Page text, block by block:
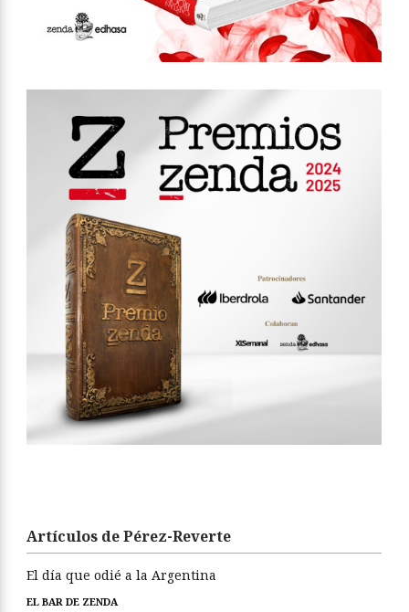
Artículos de Pérez-Reverte
El día que odié a la Argentina
EL BAR DE ZENDA